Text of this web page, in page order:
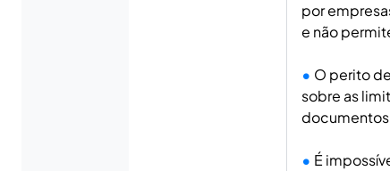
por
e não
O perito
sobre as
documentos
É